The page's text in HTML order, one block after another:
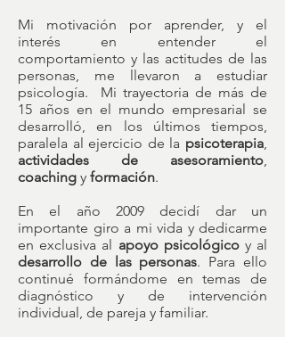
Mi motivación por aprender, y el
interés en entender el
comportamiento y las actitudes de las
personas, me llevaron a estudiar
psicología. Mi trayectoria de más de
15 años en el mundo empresarial se
desarrolló, en los últimos tiempos,
paralela al ejercicio de la psicoterapia,
actividades de asesoramiento,
coaching y formación.
En el año 2009 decidí dar un
importante giro a mi vida y dedicarme
en exclusiva al apoyo psicológicoy al
desarrollo de las personas. Para ello
continué formándome en temas de
diagnóstico y de intervención
individual, de pareja y familiar.